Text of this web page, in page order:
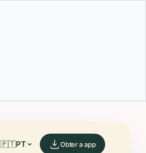
🇵🇹PT Obter a app